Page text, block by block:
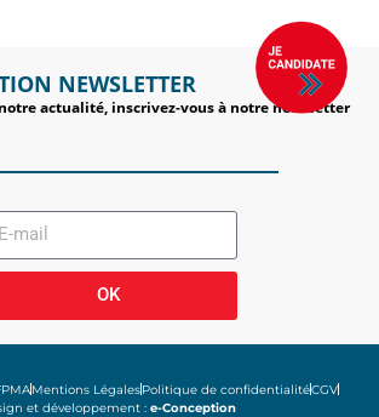
NEWSLETTER
actualité, inscrivez-vous à notre newsletter
OK
Mentions LégalesPolitique de confidentialitéCGV
et développement : e-Conception